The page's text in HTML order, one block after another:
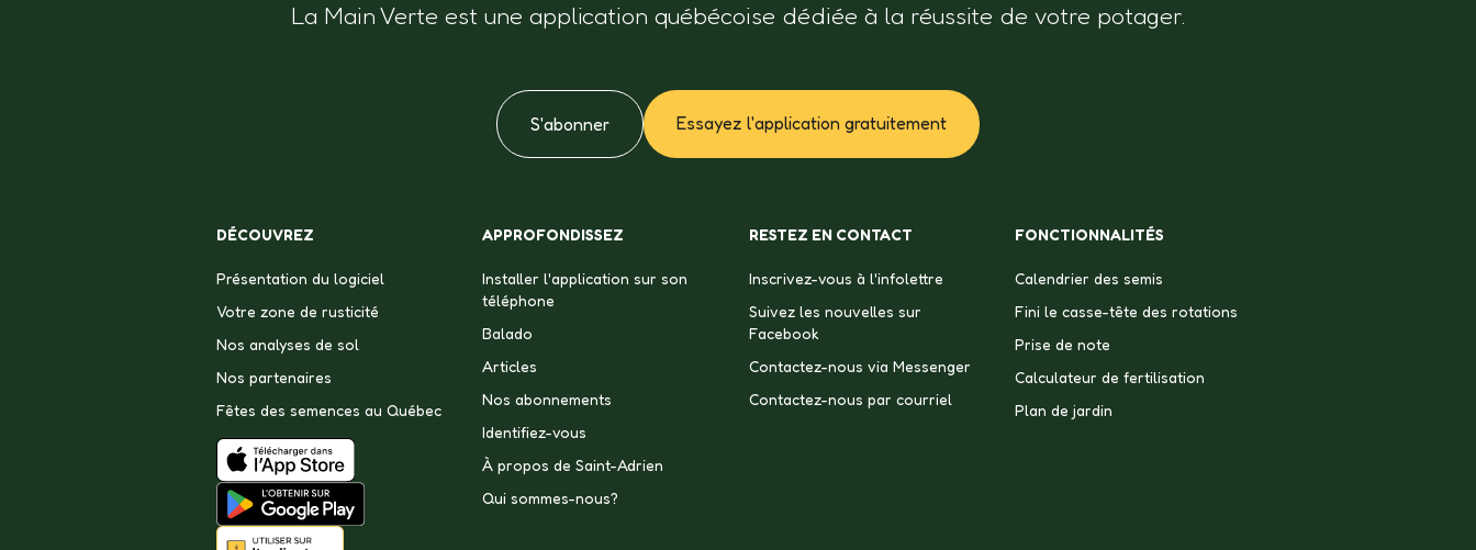
La Main Verte est une application québécoise dédiée à la réussite de votre potager.
S'abonner Essayez l'application gratuitement
DÉCOUVREZ
Présentation du logiciel
Votre zone de rusticité
Nos analyses de sol
Nos partenaires
Fêtes des semences au Québec
APPROFONDISSEZ
Installer l'application sur son
téléphone
Balado
Articles
Nos abonnements
Identifiez-vous
À propos de Saint-Adrien
Qui sommes-nous?
RESTEZ EN CONTACT
Inscrivez-vous à l'infolettre
Suivez les nouvelles sur
Facebook
Contactez-nous via Messenger
Contactez-nous par courriel
FONCTIONNALITÉS
Calendrier des semis
Fini le casse-tête des rotations
Prise de note
Calculateur de fertilisation
Plan de jardin